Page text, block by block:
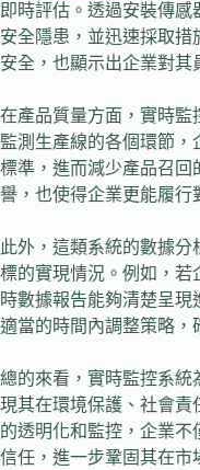
即時評估。透過安裝傳
安全隱患，並迅速採取措
安全，也顯示出企業對其
在產品質量方面，實時監
監測生產線的各個環節，
標準，進而減少產品召回
譽，也使得企業更能履行
此外，這類系統的數據分
標的實現情況。例如，若
時數據報告能夠清楚呈
適當的時間內調整策略，
總的來看，實時監控系統
現其在環境保護、社會責
的透明化和監控，企業不
信任，進一步鞏固其在市